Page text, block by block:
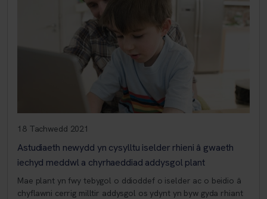
18 Tachwedd 2021
Astudiaeth newydd yn cysylltu iselder rhieni â gwaeth
iechyd meddwl a chyrhaeddiad addysgol plant
Mae plant yn fwy tebygol o ddioddef o iselder ac o beidio â
chyflawni cerrig milltir addysgol os ydynt yn byw gyda rhiant